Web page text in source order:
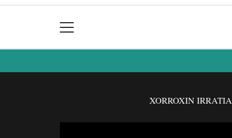
XORROXIN IRRATIA